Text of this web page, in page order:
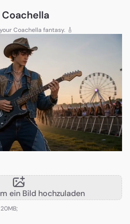
ein Bild hochzuladen
Coachella fantasy. 🎸